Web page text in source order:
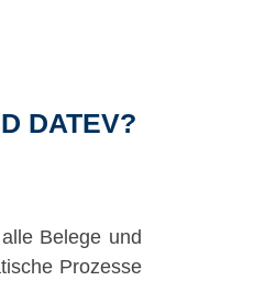
DATEV?
Belege und
Prozesse